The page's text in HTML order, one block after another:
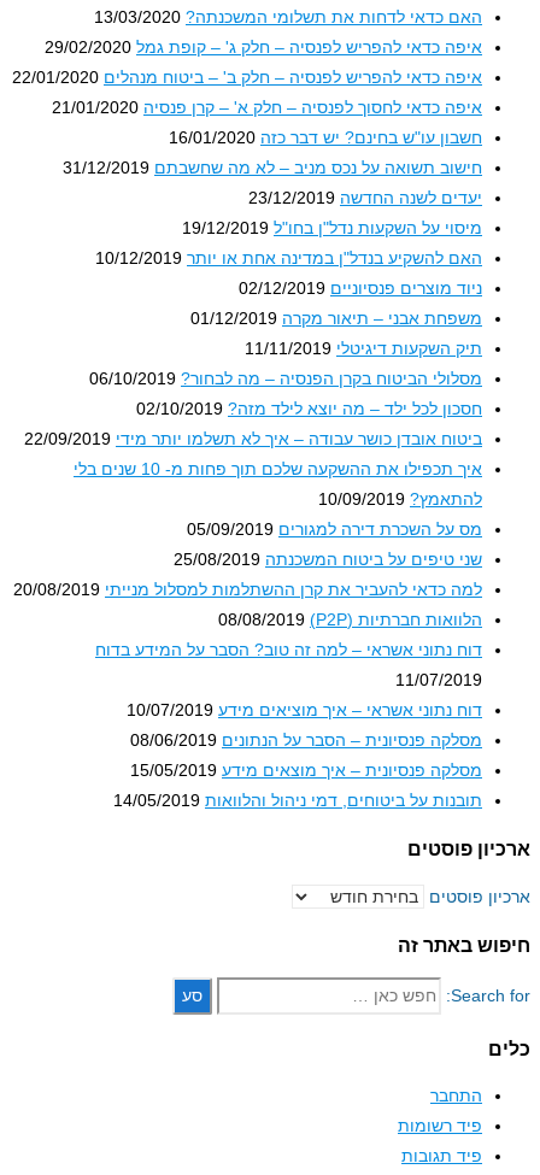
האם כדאי לדחות את תשלומי המשכנתה? 13/03/2020
איפה כדאי להפריש לפנסיה – חלק ג' – קופת גמל 29/02/2020
איפה כדאי להפריש לפנסיה – חלק ב' – ביטוח מנהלים 22/01/2020
איפה כדאי לחסוך לפנסיה – חלק א' – קרן פנסיה 21/01/2020
חשבון עו"ש בחינם? יש דבר כזה 16/01/2020
חישוב תשואה על נכס מניב – לא מה שחשבתם 31/12/2019
יעדים לשנה החדשה 23/12/2019
מיסוי על השקעות נדל"ן בחו"ל 19/12/2019
האם להשקיע בנדל"ן במדינה אחת או יותר 10/12/2019
ניוד מוצרים פנסיוניים 02/12/2019
משפחת אבני – תיאור מקרה 01/12/2019
תיק השקעות דיגיטלי 11/11/2019
מסלולי הביטוח בקרן הפנסיה – מה לבחור? 06/10/2019
חסכון לכל ילד – מה יוצא לילד מזה? 02/10/2019
ביטוח אובדן כושר עבודה – איך לא תשלמו יותר מידי 22/09/2019
איך תכפילו את ההשקעה שלכם תוך פחות מ- 10 שנים בלי
להתאמץ? 10/09/2019
מס על השכרת דירה למגורים 05/09/2019
שני טיפים על ביטוח המשכנתה 25/08/2019
למה כדאי להעביר את קרן ההשתלמות למסלול מנייתי 20/08/2019
הלוואות חברתיות (P2P)
08/08/2019
דוח נתוני אשראי – למה זה טוב? הסבר על המידע בדוח
11/07/2019
דוח נתוני אשראי – איך מוציאים מידע 10/07/2019
מסלקה פנסיונית – הסבר על הנתונים 08/06/2019
מסלקה פנסיונית – איך מוצאים מידע 15/05/2019
תובנות על ביטוחים, דמי ניהול והלוואות 14/05/2019
פוסטים
פוסטים
באתר זה
התחבר
פיד רשומות
פיד תגובות